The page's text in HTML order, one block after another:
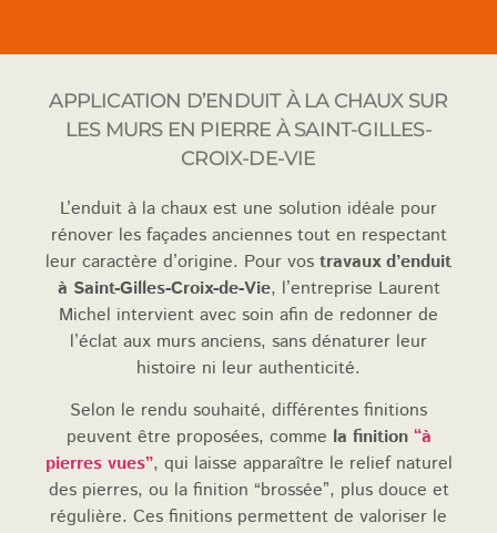
APPLICATION D’ENDUIT À LA CHAUX SUR
LES MURS EN PIERRE À SAINT-GILLES-
CROIX-DE-VIE
L’enduit à la chaux est une solution idéale pour
rénover les façades anciennes tout en respectant
leur caractère d’origine. Pour vos travaux d’enduit
à Saint-Gilles-Croix-de-Vie, l’entreprise Laurent
Michel intervient avec soin afin de redonner de
l’éclat aux murs anciens, sans dénaturer leur
histoire ni leur authenticité.
Selon le rendu souhaité, différentes finitions
peuvent être proposées, comme la finition “à
pierres vues”, qui laisse apparaître le relief naturel
des pierres, ou la finition “brossée”, plus douce et
régulière. Ces finitions permettent de valoriser le